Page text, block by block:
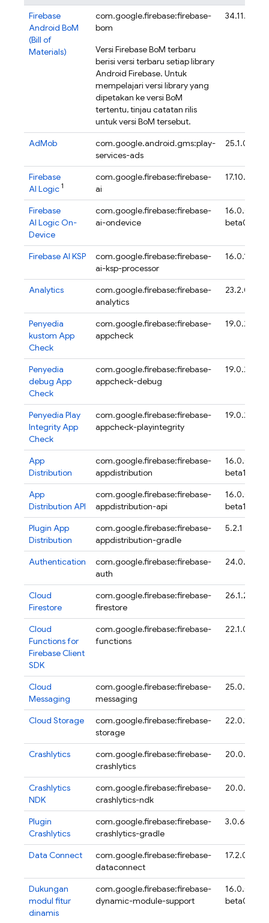
Firebase
Android BoM
(Bill of
Materials)
com.google.firebase:firebase-
bom
Versi Firebase BoM terbaru
berisi versi terbaru setiap library
Android Firebase. Untuk
mempelajari versi library yang
dipetakan ke versi BoM
tertentu, tinjau catatan rilis
untuk versi BoM tersebut.
34.11.0
AdMob
com.google.android.gms:play-
services-ads
25.1.0
Firebase
AI Logic 1
com.google.firebase:firebase-
ai
17.10.1
Firebase
AI Logic On-
Device
com.google.firebase:firebase-
ai-ondevice
16.0.0-
beta01
Firebase AI KSP
com.google.firebase:firebase-
ai-ksp-processor
16.0.1
Analytics
com.google.firebase:firebase-
analytics
23.2.0
Penyedia
kustom App
Check
com.google.firebase:firebase-
appcheck
19.0.2
Penyedia
debug App
Check
com.google.firebase:firebase-
appcheck-debug
19.0.2
Penyedia Play
IntegrityApp
Check
com.google.firebase:firebase-
appcheck-playintegrity
19.0.2
App
Distribution
com.google.firebase:firebase-
appdistribution
16.0.0-
beta17
App
Distribution API
com.google.firebase:firebase-
appdistribution-api
16.0.0-
beta17
Plugin App
Distribution
com.google.firebase:firebase-
appdistribution-gradle
5.2.1
Authentication
com.google.firebase:firebase-
auth
24.0.1
Cloud
Firestore
com.google.firebase:firebase-
firestore
26.1.2
Cloud
Functions for
FirebaseClient
SDK
com.google.firebase:firebase-
functions
22.1.0
Cloud
Messaging
com.google.firebase:firebase-
messaging
25.0.1
Cloud Storage
com.google.firebase:firebase-
storage
22.0.1
Crashlytics
com.google.firebase:firebase-
crashlytics
20.0.4
Crashlytics
NDK
com.google.firebase:firebase-
crashlytics-ndk
20.0.4
Plugin
Crashlytics
com.google.firebase:firebase-
crashlytics-gradle
3.0.6
Data Connect
com.google.firebase:firebase-
dataconnect
17.2.0
Dukungan
modul fitur
dinamis
com.google.firebase:firebase-
dynamic-module-support
16.0.0-
beta04